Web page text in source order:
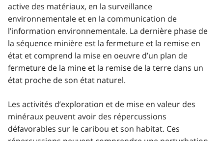
1
active des matériaux, en la surveillance
environnementale et en la communication de
l’information environnementale. La dernière phase de
la séquence minière est la fermeture et la remise en
état et comprend la mise en oeuvre d’un plan de
fermeture de la mine et la remise de la terre dans un
état proche de son état naturel.
Les activités d’exploration et de mise en valeur des
minéraux peuvent avoir des répercussions
défavorables sur le caribou et son habitat. Ces